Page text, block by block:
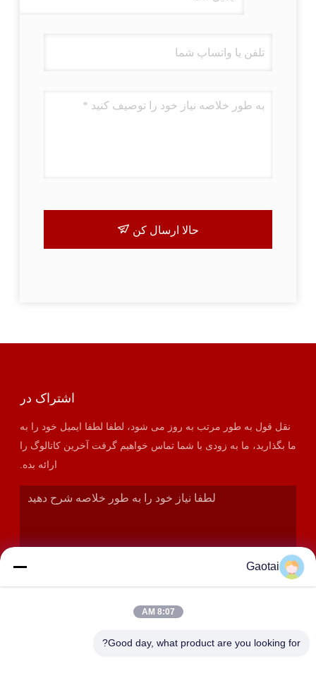
حالا ارسال کن
اشتراک در
نقل قول به طور مرتب به روز می شود، لطفا لطفا ایمیل خود را به
ما بگذارید، ما به زودی با شما تماس خواهیم گرفت آخرین کاتالوگ را
ارائه بده.
Gaotai
8:07 AM
Good day, what product are you looking for?